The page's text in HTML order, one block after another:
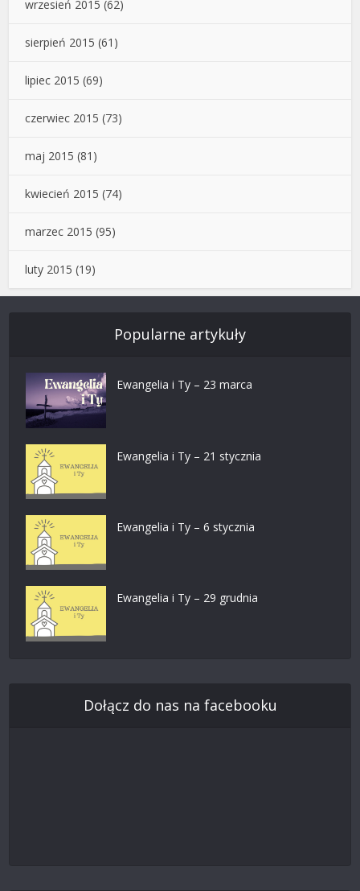
wrzesień 2015 (62)
sierpień 2015 (61)
lipiec 2015 (69)
czerwiec 2015 (73)
maj 2015 (81)
kwiecień 2015 (74)
marzec 2015 (95)
luty 2015 (19)
Popularne artykuły
Ewangelia i Ty – 23 marca
Ewangelia i Ty – 21 stycznia
Ewangelia i Ty – 6 stycznia
Ewangelia i Ty – 29 grudnia
Dołącz do nas na facebooku